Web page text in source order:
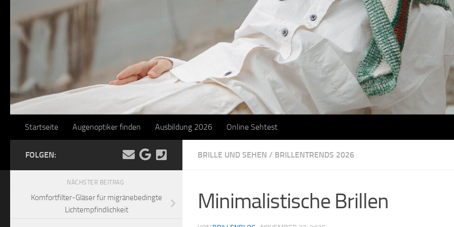
Startseite Augenoptiker finden Ausbildung 2026 Online Sehtest
BRILLE UND SEHEN / BRILLENTRENDS 2026
Minimalistische Brillen
FOLGEN:
NÄCHSTER BEITRAG
Komfortfilter-Gläser für migränebedingte
Lichtempfindlichkeit